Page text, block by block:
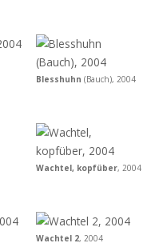
Blesshuhn (Bauch), 2004
Wachtel, kopfüber, 2004
Wachtel 2, 2004